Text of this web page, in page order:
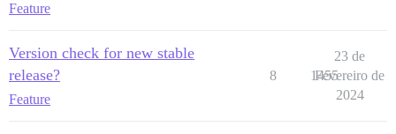
Feature
Version check for new stable
release?
Feature
8 1455
23 de
Fevereiro de
2024